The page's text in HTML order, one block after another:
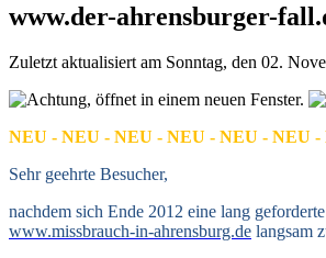
www.der-ahrensburger-
Zuletzt aktualisiert am Sonntag, den 02.
NEU - NEU - NEU - NEU - NEU - NEU
Sehr geehrte Besucher,
nachdem sich Ende 2012 eine lang
www.missbrauch-in-ahrensburg.de langsam